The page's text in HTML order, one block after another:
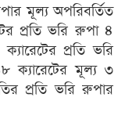
মূল্য অপরিবর্তিত
প্রতি ভরি রুপা ৪
প্রতি ভরি
ক্যারেটের মূল্য ৩
প্রতি ভরি রুপার